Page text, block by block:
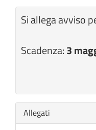
Si allega avviso
Scadenza:3
Nascondi
Allegati